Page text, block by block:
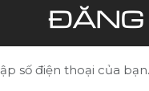
ĐĂNG